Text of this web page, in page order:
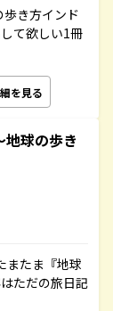
き方インド
て欲しい1冊
を見る
球の歩き
またま『地球
ただの旅日記